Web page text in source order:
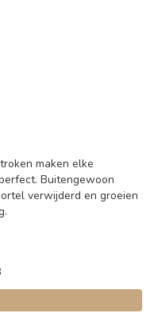
maken elke
Buitengewoon
verwijderd en groeien